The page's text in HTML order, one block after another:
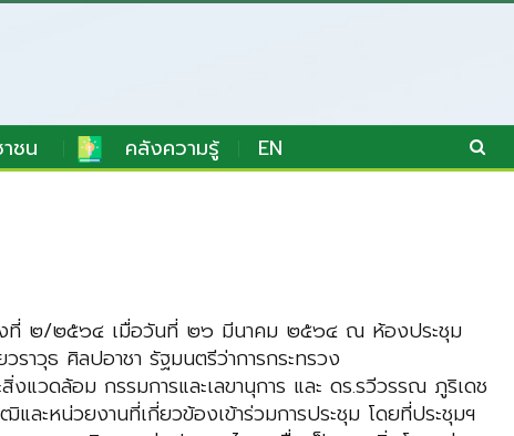
ชน คลังความรู้ EN
รั้งที่ ๒/๒๕๖๔ เมื่อวันที่ ๒๖ มีนาคม ๒๕๖๔ ณ ห้องประชุม
าวุธ ศิลปอาชา รัฐมนตรีว่าการกระทรวง
วดล้อม กรรมการและเลขานุการ และ ดร.รวีวรรณ ภูริเดช
ละหน่วยงานที่เกี่ยวข้องเข้าร่วมการประชุม โดยที่ประชุมฯ